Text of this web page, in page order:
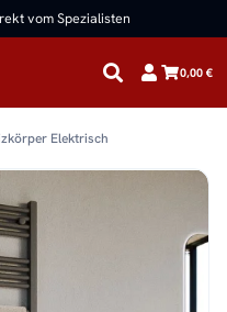
vom Spezialisten
0,00 €
Elektrisch